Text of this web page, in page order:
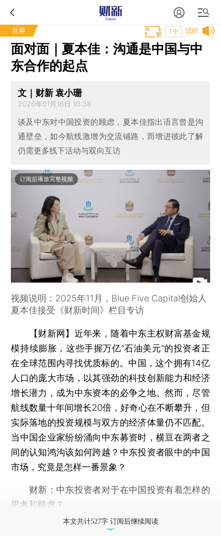
世界 试听
T中
面对面｜夏本佳：沟通是中国与中
东合作的起点
文｜财新 袁小珊
2026年01月16日 10:38
谈及中东对中国投资的顾虑，夏本佳指出语言曾是沟
通壁垒，如今航线激增为交流铺路，而增进彼此了解
仍需更多线下活动与双向互访
订阅后播放完整视频
视频说明：2025年11月，Blue Five Capital创始人
夏本佳接受《财新时间》栏目专访
【财新网】 近年来，随着中东主权财富基金规
模持续膨胀，这些手握万亿“石油美元”的投资者正
在全球范围内寻找优质标的。中国，这个拥有14亿
人口的庞大市场，以其强劲的科技创新能力和经济
增长潜力，成为中东资本的必争之地。然而，尽管
航线数量十年间增长20倍，好奇心在不断攀升，但
实际落地的投资规模与双方的经济体量仍不匹配。
当中国企业家纷纷涌向中东募资时，横亘在两者之
间的认知鸿沟该如何跨越？中东投资者眼中的中国
市场，究竟是怎样一番景象？
财新： 中东投资者对于在中国投资有着怎样的
思考和顾虑？
本文共计527字 订阅后继续阅读